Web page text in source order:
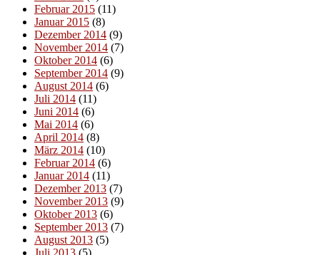
Februar 2015 (11)
Januar 2015 (8)
Dezember 2014 (9)
November 2014 (7)
Oktober 2014 (6)
September 2014 (9)
August 2014 (6)
Juli 2014 (11)
Juni 2014 (6)
Mai 2014 (6)
April 2014 (8)
März 2014 (10)
Februar 2014 (6)
Januar 2014 (11)
Dezember 2013 (7)
November 2013 (9)
Oktober 2013 (6)
September 2013 (7)
August 2013 (5)
Juli 2013 (5)